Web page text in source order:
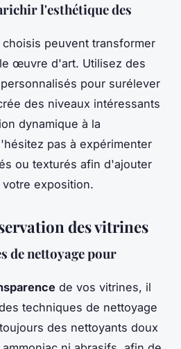
l'esthétique des
peuvent transformer
œuvre d'art. Utilisez des
pour surélever
des niveaux intéressants
dynamique à la
pas à expérimenter
ou texturés afin d'ajouter
votre exposition.
des vitrines
de nettoyage pour
de vos vitrines, il
techniques de nettoyage
des nettoyants doux